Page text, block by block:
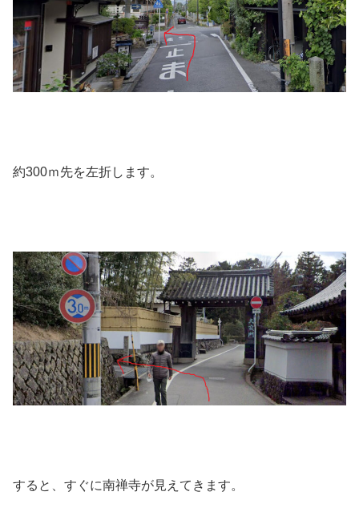
約300ｍ先を左折します。
すると、すぐに南禅寺が見えてきます。